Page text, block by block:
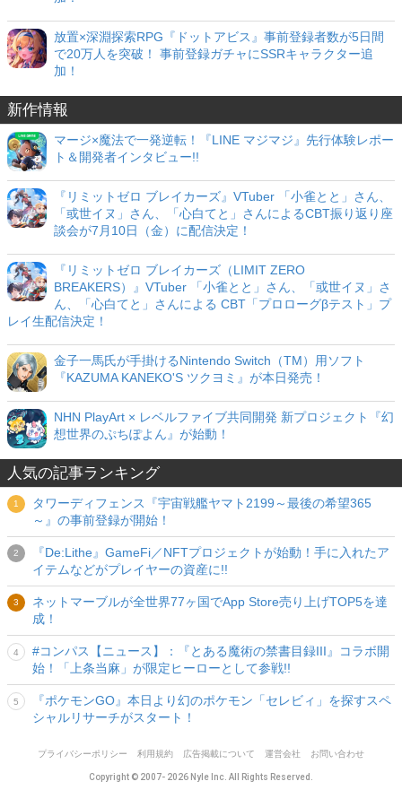
放置×深淵探索RPG『ドットアビス』事前登録者数が5日間
で20万人を突破！ 事前登録ガチャにSSRキャラクター追
加！
新作情報
マージ×魔法で一発逆転！『LINE マジマジ』先行体験レポー
ト＆開発者インタビュー!!
『リミットゼロ ブレイカーズ』VTuber 「小雀とと」さん、
「或世イヌ」さん、「心白てと」さんによるCBT振り返り座
談会が7月10日（金）に配信決定！
『リミットゼロ ブレイカーズ（LIMIT ZERO
BREAKERS）』VTuber 「小雀とと」さん、「或世イヌ」さ
ん、「心白てと」さんによる CBT「プロローグβテスト」プ
レイ生配信決定！
金子一馬氏が手掛けるNintendo Switch（TM）用ソフト
『KAZUMA KANEKO'S ツクヨミ』が本日発売！
NHN PlayArt × レベルファイブ共同開発 新プロジェクト『幻
想世界のぷちぽよん』が始動！
人気の記事ランキング
タワーディフェンス『宇宙戦艦ヤマト2199～最後の希望365
～』の事前登録が開始！
『De:Lithe』GameFi／NFTプロジェクトが始動！手に入れたア
イテムなどがプレイヤーの資産に!!
ネットマーブルが全世界77ヶ国でApp Store売り上げTOP5を達
成！
#コンパス【ニュース】：『とある魔術の禁書目録III』コラボ開
始！「上条当麻」が限定ヒーローとして参戦!!
『ポケモンGO』本日より幻のポケモン「セレビィ」を探すスペ
シャルリサーチがスタート！
プライバシーポリシー 利用規約 広告掲載について 運営会社 お問い合わせ
Copyright © 2007- 2026 Nyle Inc. All Rights Reserved.